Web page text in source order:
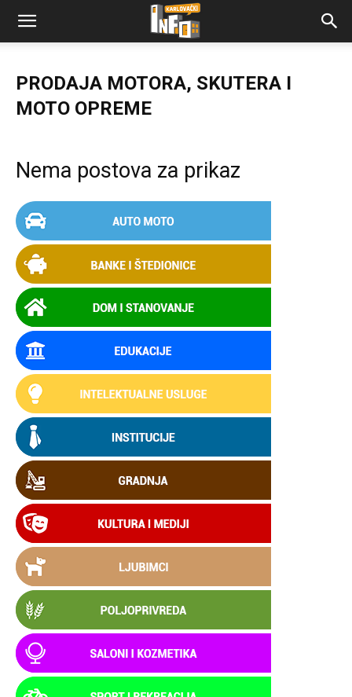
PRODAJA MOTORA, SKUTERA I
MOTO OPREME
Nema postova za prikaz